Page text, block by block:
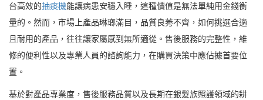
台高效的抽痰機能讓病患安穩入睡，這種價值是無法單純用金錢衡
量的。然而，市場上產品琳瑯滿目，品質良莠不齊，如何挑選合適
且耐用的產品，往往讓家屬感到無所適從。售後服務的完整性，維
修的便利性以及專業人員的諮詢能力，在購買決策中應佔據首要位
置。
基於對產品專業度，售後服務品質以及長期在銀髮族照護領域的耕